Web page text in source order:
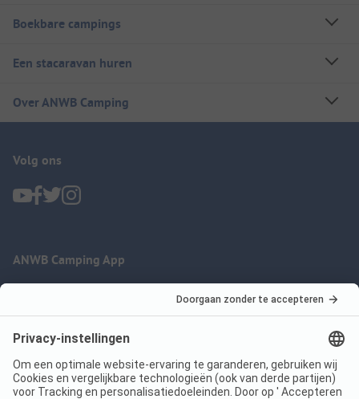
Boekbare campings
Een stacaravan huren
Over ANWB Camping
Volg ons
ANWB Camping App
Imprint Voorwaarden